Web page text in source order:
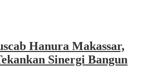
Hanura Makassar,
Sinergi Bangun